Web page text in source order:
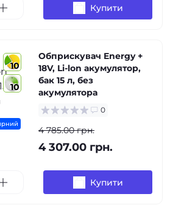
Купити
10
10
Обприскувач Energy +
18V, Li-lon акумулятор,
бак 15 л, без
акумулятора
0
4 785.00 грн.
4 307.00 грн.
Купити